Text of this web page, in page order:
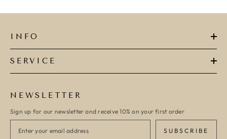
INFO
SERVICE
NEWSLETTER
Sign up for our newsletter and receive 10% on your first order
SUBSCRIBE